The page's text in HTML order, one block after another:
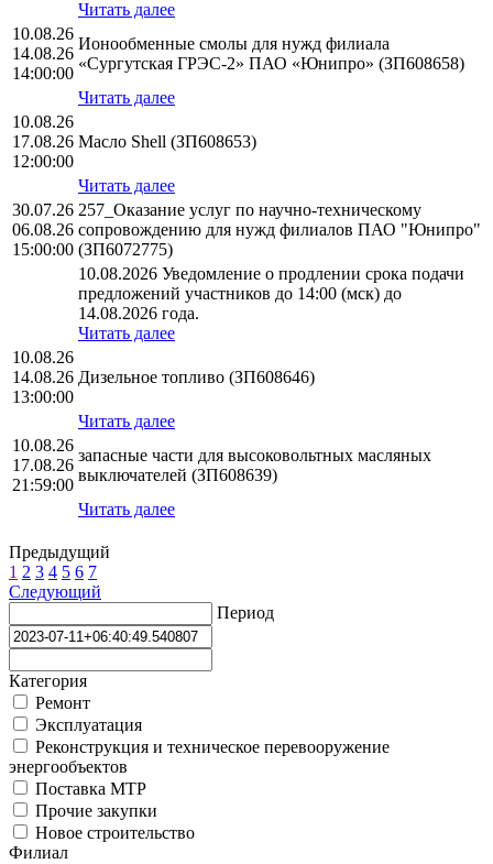
Читать далее
10.08.26
14.08.26
14:00:00
Ионообменные смолы для нужд филиала
«Сургутская ГРЭС-2» ПАО «Юнипро» (ЗП608658)
Читать далее
10.08.26
17.08.26
12:00:00
Масло Shell (ЗП608653)
Читать далее
30.07.26
06.08.26
15:00:00
257_Оказание услуг по научно-техническому
сопровождению для нужд филиалов ПАО "Юнипро"
(ЗП6072775)
10.08.2026 Уведомление о продлении срока подачи
предложений участников до 14:00 (мск) до
14.08.2026 года.
Читать далее
10.08.26
14.08.26
13:00:00
Дизельное топливо (ЗП608646)
Читать далее
10.08.26
17.08.26
21:59:00
запасные части для высоковольтных масляных
выключателей (ЗП608639)
Читать далее
Предыдущий
1 2 3 4 5 6 7
Следующий
Период
Категория
Ремонт
Эксплуатация
Реконструкция и техническое перевооружение
энергообъектов
Поставка МТР
Прочие закупки
Новое строительство
Филиал